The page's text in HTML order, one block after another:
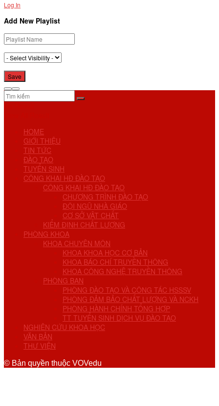
Log In
Add New Playlist
HOME
GIỚI THIỆU
TIN TỨC
ĐÀO TẠO
TUYỂN SINH
CÔNG KHAI HĐ ĐÀO TẠO
CÔNG KHAI HĐ ĐÀO TẠO
CHƯƠNG TRÌNH ĐÀO TẠO
ĐỘI NGŨ NHÀ GIÁO
CƠ SỞ VẬT CHẤT
KIỂM ĐỊNH CHẤT LƯỢNG
PHÒNG KHOA
KHOA CHUYÊN MÔN
KHOA KHOA HỌC CƠ BẢN
KHOA BÁO CHÍ TRUYỀN THÔNG
KHOA CÔNG NGHỆ TRUYỀN THÔNG
PHÒNG BAN
PHÒNG ĐÀO TẠO VÀ CÔNG TÁC HSSSV
PHÒNG ĐẢM BẢO CHẤT LƯỢNG VÀ NCKH
PHÒNG HÀNH CHÍNH TỔNG HỢP
TT TUYỂN SINH DỊCH VỤ ĐÀO TẠO
NGHIÊN CỨU KHOA HỌC
VĂN BẢN
THƯ VIỆN
© Bản quyền thuộc VOVedu